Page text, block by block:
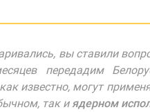
вы ставили
передадим
известно, могут
так иядерном